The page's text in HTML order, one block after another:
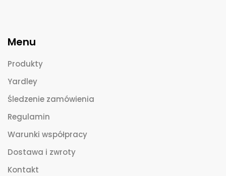
Menu
Produkty
Yardley
Śledzenie zamówienia
Regulamin
Warunki współpracy
Dostawa i zwroty
Kontakt